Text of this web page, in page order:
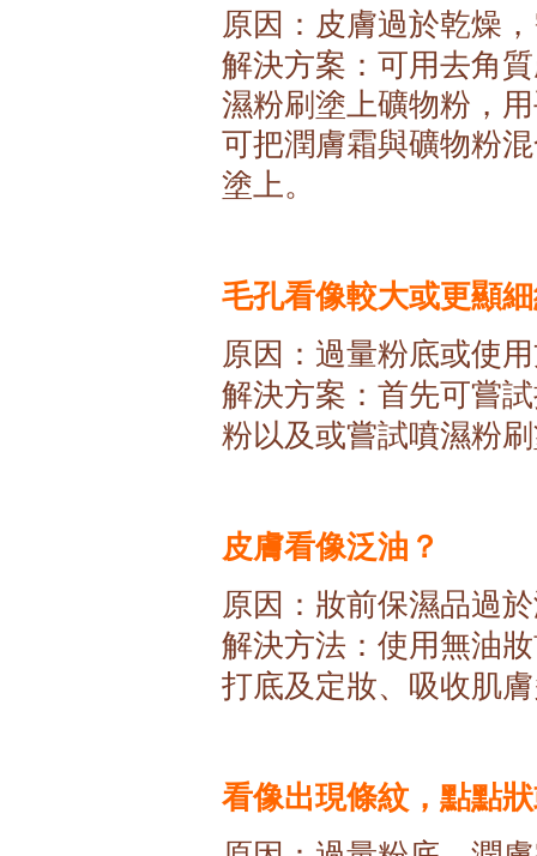
原因：皮膚過於乾燥
解決方案：可用去角
濕粉刷塗上礦物粉，
可把潤膚霜與礦物粉
塗上。
毛孔看像較大或更顯
原因：過量粉底或使
解決方案：首先可嘗
粉以及或嘗試噴濕粉
皮膚看像泛油？
原因：妝前保濕品過
解決方法：使用無油
打底及定妝、吸收肌
看像出現條紋，點點